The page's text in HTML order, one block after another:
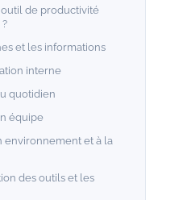
de productivité
et les informations
interne
quotidien
équipe
environnement et à la
des outils et les